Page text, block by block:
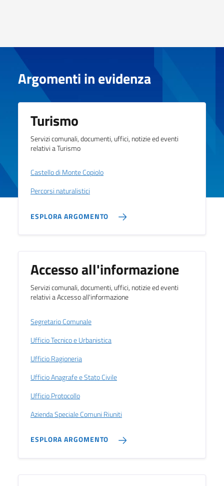
Argomenti in evidenza
Turismo
Servizi comunali, documenti, uffici, notizie ed eventi
relativi a Turismo
Castello di Monte Copiolo
Percorsi naturalistici
ESPLORA ARGOMENTO
Accesso all'informazione
Servizi comunali, documenti, uffici, notizie ed eventi
relativi a Accesso all'informazione
Segretario Comunale
Ufficio Tecnico e Urbanistica
Ufficio Ragioneria
Ufficio Anagrafe e Stato Civile
Ufficio Protocollo
Azienda Speciale Comuni Riuniti
ESPLORA ARGOMENTO